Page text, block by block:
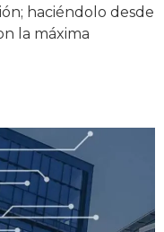
haciéndolo desde
la máxima